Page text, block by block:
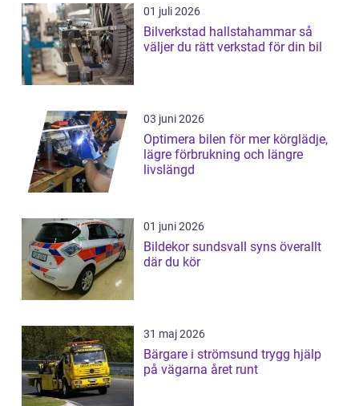
01 juli 2026
Bilverkstad hallstahammar så
väljer du rätt verkstad för din bil
03 juni 2026
Optimera bilen för mer körglädje,
lägre förbrukning och längre
livslängd
01 juni 2026
Bildekor sundsvall syns överallt
där du kör
31 maj 2026
Bärgare i strömsund trygg hjälp
på vägarna året runt